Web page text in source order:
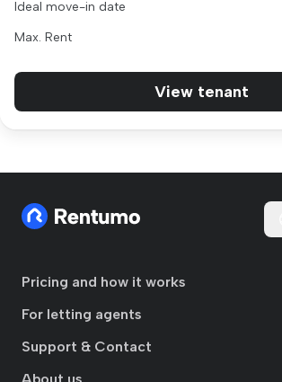
Ideal move-in date
Max. Rent
View tenant
Pricing and how it works
For letting agents
Support & Contact